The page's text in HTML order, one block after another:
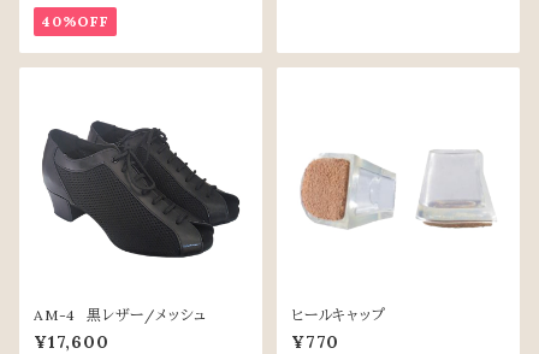
40%OFF
AM-4 黒レザー/メッシュ
¥17,600
ヒールキャップ
¥770